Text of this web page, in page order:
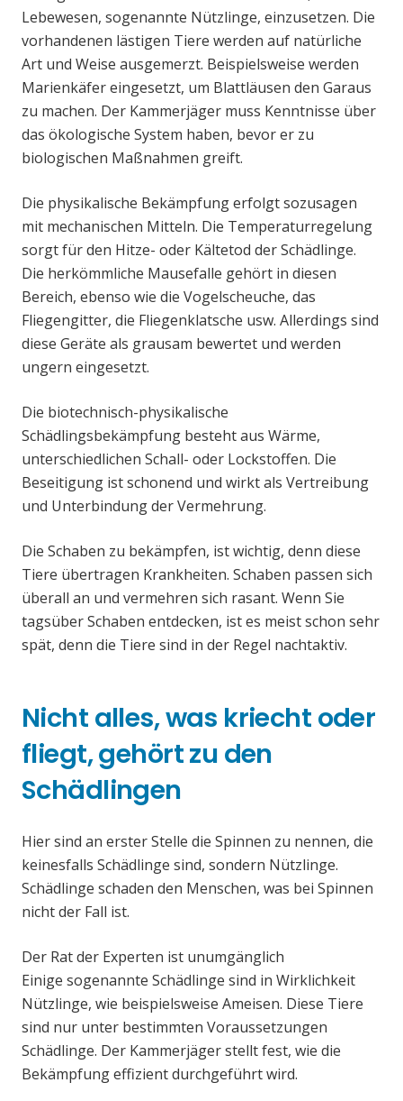
Lebewesen, sogenannte Nützlinge, einzusetzen. Die
vorhandenen lästigen Tiere werden auf natürliche
Art und Weise ausgemerzt. Beispielsweise werden
Marienkäfer eingesetzt, um Blattläusen den Garaus
zu machen. Der Kammerjäger muss Kenntnisse über
das ökologische System haben, bevor er zu
biologischen Maßnahmen greift.
Die physikalische Bekämpfung erfolgt sozusagen
mit mechanischen Mitteln. Die Temperaturregelung
sorgt für den Hitze- oder Kältetod der Schädlinge.
Die herkömmliche Mausefalle gehört in diesen
Bereich, ebenso wie die Vogelscheuche, das
Fliegengitter, die Fliegenklatsche usw. Allerdings sind
diese Geräte als grausam bewertet und werden
ungern eingesetzt.
Die biotechnisch-physikalische
Schädlingsbekämpfung besteht aus Wärme,
unterschiedlichen Schall- oder Lockstoffen. Die
Beseitigung ist schonend und wirkt als Vertreibung
und Unterbindung der Vermehrung.
Die Schaben zu bekämpfen, ist wichtig, denn diese
Tiere übertragen Krankheiten. Schaben passen sich
überall an und vermehren sich rasant. Wenn Sie
tagsüber Schaben entdecken, ist es meist schon sehr
spät, denn die Tiere sind in der Regel nachtaktiv.
Nicht alles, was kriecht oder
fliegt, gehört zu den
Schädlingen
Hier sind an erster Stelle die Spinnen zu nennen, die
keinesfalls Schädlinge sind, sondern Nützlinge.
Schädlinge schaden den Menschen, was bei Spinnen
nicht der Fall ist.
Der Rat der Experten ist unumgänglich
Einige sogenannte Schädlinge sind in Wirklichkeit
Nützlinge, wie beispielsweise Ameisen. Diese Tiere
sind nur unter bestimmten Voraussetzungen
Schädlinge. Der Kammerjäger stellt fest, wie die
Bekämpfung effizient durchgeführt wird.